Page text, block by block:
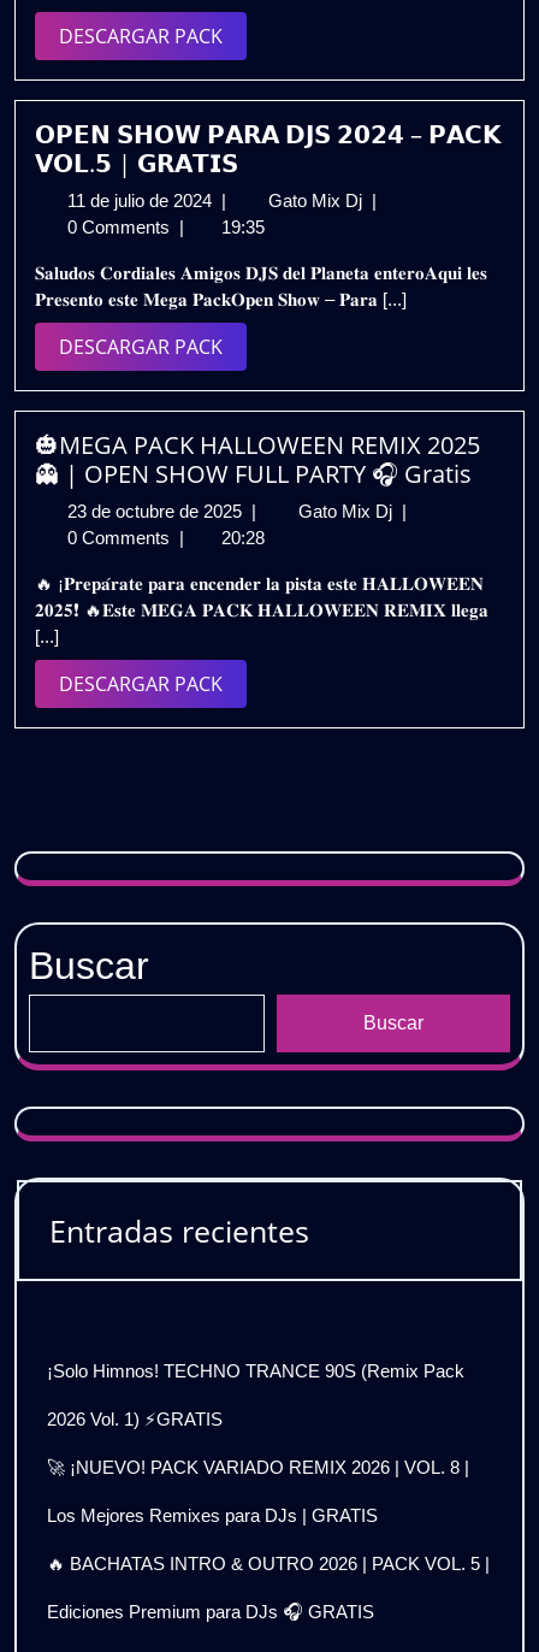
🔥
GRATIS
DESCARGAR PACKDESCARGAR
PACK
𝗢𝗣𝗘𝗡 𝗦𝗛𝗢𝗪 𝗣𝗔𝗥𝗔 𝗗𝗝𝗦 𝟮𝟬𝟮𝟰 – 𝗣𝗔𝗖𝗞
𝗩𝗢𝗟.𝟱 | 𝗚𝗥𝗔𝗧𝗜𝗦
11 de julio de 2024 11
de
de
2024
| Gato Mix Dj 𝗢𝗣𝗘𝗡
𝗗𝗝𝗦
𝟮𝟬𝟮𝟰
|
𝗚𝗥𝗔𝗧𝗜𝗦
|
0 Comments | 19:35
𝐒𝐚𝐥𝐮𝐝𝐨𝐬 𝐂𝐨𝐫𝐝𝐢𝐚𝐥𝐞𝐬 𝐀𝐦𝐢𝐠𝐨𝐬 𝐃𝐉𝐒 𝐝𝐞𝐥 𝐏𝐥𝐚𝐧𝐞𝐭𝐚 𝐞𝐧𝐭𝐞𝐫𝐨𝐀𝐪𝐮𝐢 𝐥𝐞𝐬
𝐏𝐫𝐞𝐬𝐞𝐧𝐭𝐨 𝐞𝐬𝐭𝐞 𝐌𝐞𝐠𝐚 𝐏𝐚𝐜𝐤𝐎𝐩𝐞𝐧 𝐒𝐡𝐨𝐰 – 𝐏𝐚𝐫𝐚 [...]
DESCARGAR PACKDESCARGAR
PACK
🎃MEGA PACK HALLOWEEN REMIX 2025
👻 | OPEN SHOW FULL PARTY 🎧 Gratis
23 de octubre de 2025 23
de
de
2025
| Gato Mix Dj 🎃
HALLOWEEN
REMIX
Gratis
|
0 Comments | 20:28
🔥 ¡𝐏𝐫𝐞𝐩𝐚́𝐫𝐚𝐭𝐞 𝐩𝐚𝐫𝐚 𝐞𝐧𝐜𝐞𝐧𝐝𝐞𝐫 𝐥𝐚 𝐩𝐢𝐬𝐭𝐚 𝐞𝐬𝐭𝐞 𝐇𝐀𝐋𝐋𝐎𝐖𝐄𝐄𝐍
𝟐𝟎𝟐𝟓❗ 🔥𝐄𝐬𝐭𝐞 𝐌𝐄𝐆𝐀 𝐏𝐀𝐂𝐊 𝐇𝐀𝐋𝐋𝐎𝐖𝐄𝐄𝐍 𝐑𝐄𝐌𝐈𝐗 𝐥𝐥𝐞𝐠𝐚
[...]
DESCARGAR PACKDESCARGAR
PACK
Buscar
Buscar
Entradas recientes
¡Solo Himnos! TECHNO TRANCE 90S (Remix Pack
2026 Vol. 1) ⚡GRATIS
🚀 ¡NUEVO! PACK VARIADO REMIX 2026 | VOL. 8 |
Los Mejores Remixes para DJs | GRATIS
🔥 BACHATAS INTRO & OUTRO 2026 | PACK VOL. 5 |
Ediciones Premium para DJs 🎧 GRATIS